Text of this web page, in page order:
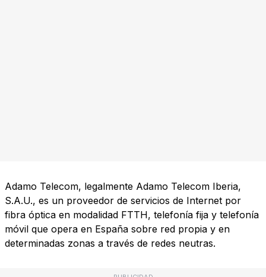
Adamo Telecom, legalmente Adamo Telecom Iberia,
S.A.U., es un proveedor de servicios de Internet por
fibra óptica en modalidad FTTH, telefonía fija y telefonía
móvil que opera en España sobre red propia y en
determinadas zonas a través de redes neutras.